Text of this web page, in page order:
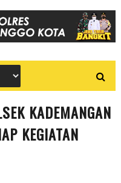
KADEMANGAN
KEGIATAN